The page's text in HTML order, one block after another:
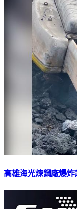
高雄海光煉鋼廠爆